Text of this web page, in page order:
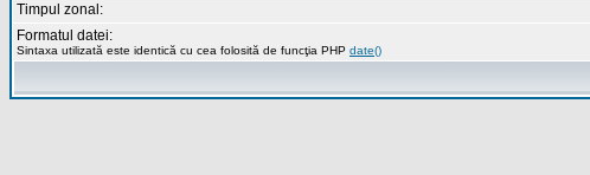
Timpul zonal:
Formatul datei:
Sintaxa utilizată este identică cu cea folosită de funcţia PHP date()